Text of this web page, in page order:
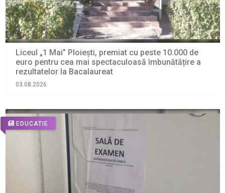
Liceul „1 Mai” Ploiești, premiat cu peste 10.000 de
euro pentru cea mai spectaculoasă îmbunătățire a
rezultatelor la Bacalaureat
03.08.2026
EDUCATIE